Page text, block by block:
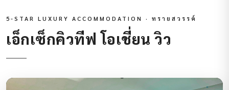
5-STAR LUXURY ACCOMMODATION · ทรายสวรรค์
เอ็กเซ็กคิวทีฟ โอเชี่ยน วิว